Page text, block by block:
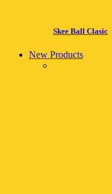
Skee Ball Clasic
New Products